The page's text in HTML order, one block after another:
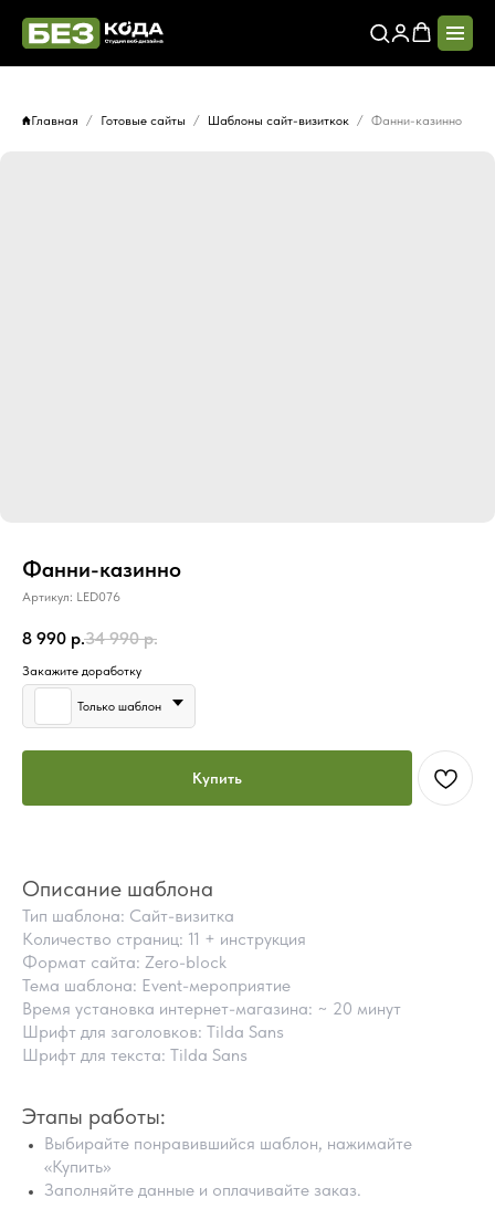
Главная Готовые сайты Шаблоны сайт-визиткок Фанни-казинно
Фанни-казинно
Артикул: LED076
8 990 р.34 990 р.
Закажите доработку
Только шаблон
Купить
Описание шаблона
Тип шаблона: Сайт-визитка
Количество страниц: 11 + инструкция
Формат сайта: Zero-block
Тема шаблона: Event-мероприятие
Время установка интернет-магазина: ~ 20 минут
Шрифт для заголовков: Tilda Sans
Шрифт для текста: Tilda Sans
Этапы работы:
Выбирайте понравившийся шаблон, нажимайте
«Купить»
Заполняйте данные и оплачивайте заказ.